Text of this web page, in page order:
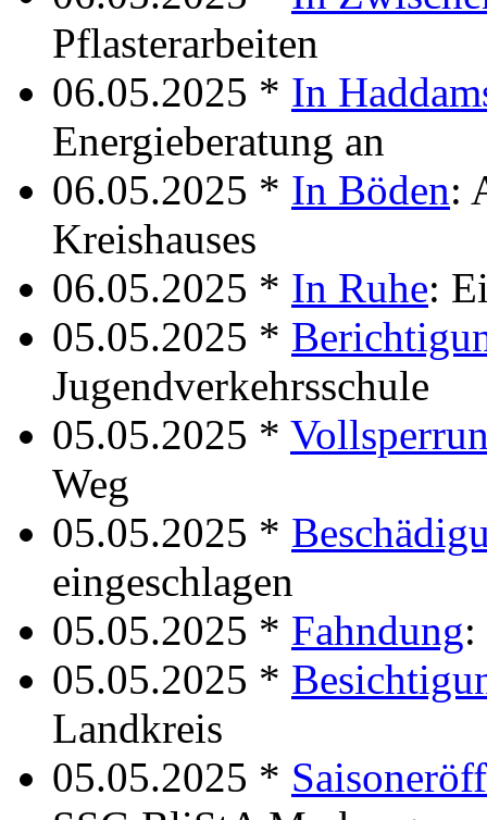
Pflasterarbeiten
06.05.2025 * In
Energieberatung an
06.05.2025 * In Böden:
Kreishauses
06.05.2025 * In Ruhe:
05.05.2025 *
Jugendverkehrsschule
05.05.2025 *
Weg
05.05.2025 *
eingeschlagen
05.05.2025 * Fahndung
05.05.2025 *
Landkreis
05.05.2025 *